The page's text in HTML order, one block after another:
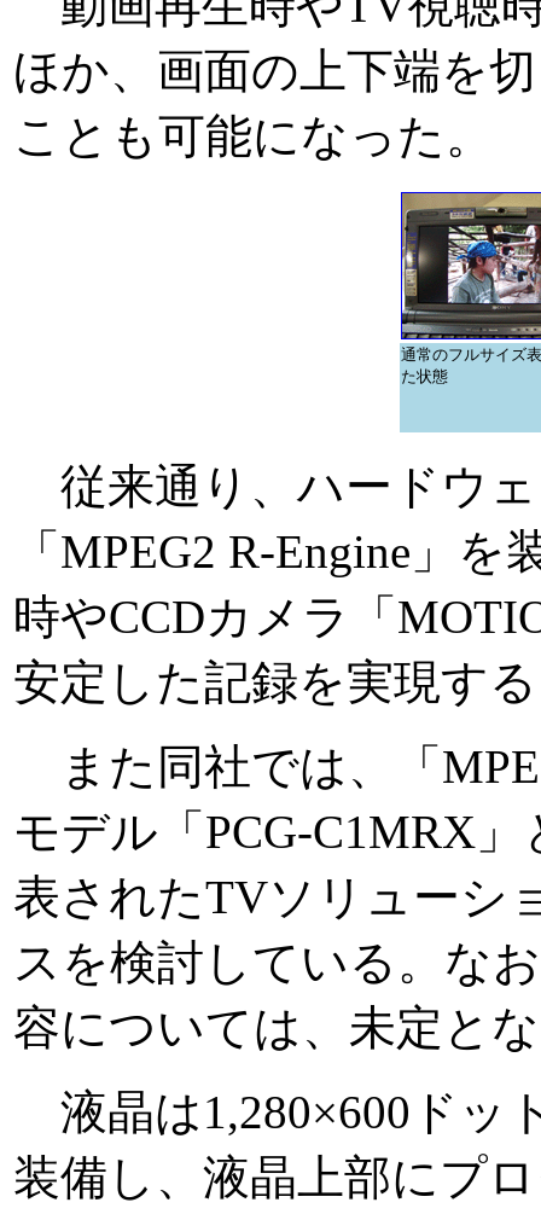
ほか、画面の上下端を
ことも可能になった。
通常のフルサイズ
た状態
従来通り、ハードウ
「MPEG2 R-Engine」
時やCCDカメラ「
安定した記録を実現す
また同社では、「
モデル「PCG-C1MRX
表されたTVソリューシ
スを検討している。な
容については、未定と
液晶は1,280×600ドッ
装備し、液晶上部にプ